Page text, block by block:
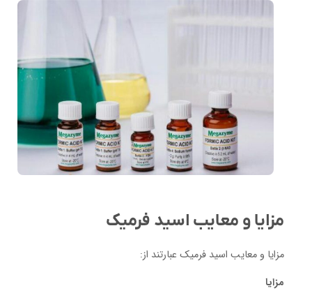
مزایا و معایب اسید فرمیک
مزایا و معایب اسید فرمیک عبارتند از:
مزایا